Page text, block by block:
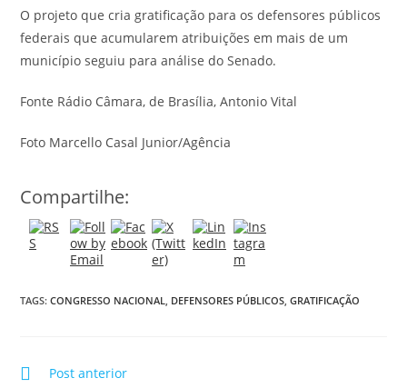
O projeto que cria gratificação para os defensores públicos
federais que acumularem atribuições em mais de um
município seguiu para análise do Senado.
Fonte Rádio Câmara, de Brasília, Antonio Vital
Foto Marcello Casal Junior/Agência
Compartilhe:
TAGS:CONGRESSO NACIONAL, DEFENSORES PÚBLICOS, GRATIFICAÇÃO
Post anterior